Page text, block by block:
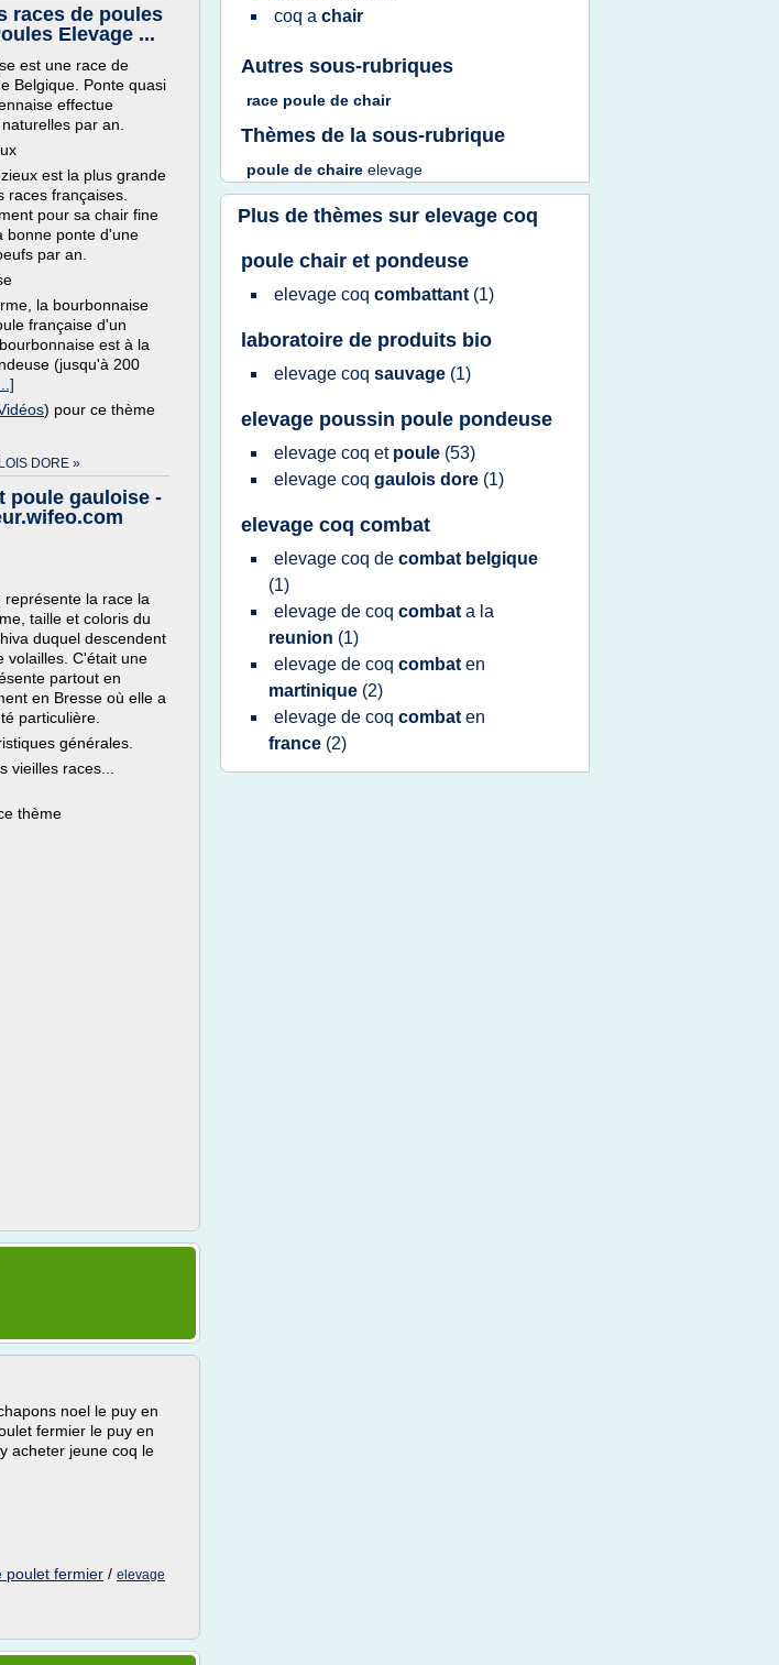
races de poules
Elevage ...
est une race de
Belgique. Ponte quasi
effectue
par an.
est la plus grande
races françaises.
pour sa chair fine
bonne ponte d'une
par an.
la bourbonnaise
française d'un
est à la
(jusqu'à 200
) pour ce thème
DORE »
poule gauloise -
représente la race la
taille et coloris du
duquel descendent
volailles. C'était une
partout en
en Bresse où elle a
particulière.
générales.
vieilles races...
thème
noel le puy en
fermier le puy en
acheter jeune coq le
poulet fermier / elevage
coq a chair
Autres sous-rubriques
race poule de chair
Thèmes de la sous-rubrique
poule de chaire elevage
Plus de thèmes sur elevage coq
poule chair et pondeuse
elevage coq combattant (1)
laboratoire de produits bio
elevage coq sauvage (1)
elevage poussin poule pondeuse
elevage coq et poule (53)
elevage coq gaulois dore (1)
elevage coq combat
elevage coq de combat belgique
(1)
elevage de coq combat a la
reunion (1)
elevage de coq combat en
martinique (2)
elevage de coq combat en
france (2)